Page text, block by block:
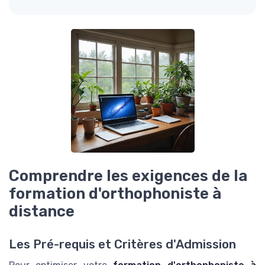
Comprendre les exigences de la
formation d'orthophoniste à
distance
Les Pré-requis et Critères d'Admission